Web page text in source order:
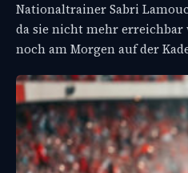
Nationaltrainer Sabri
da sie nicht mehr erreichbar
noch am Morgen auf der